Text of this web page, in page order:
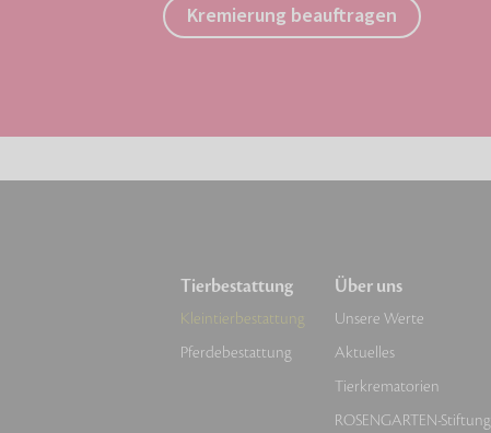
Kremierung beauftragen
Tierbestattung
Kleintierbestattung
Pferdebestattung
Über uns
Unsere Werte
Aktuelles
Tierkrematorien
ROSENGARTEN-Stiftung